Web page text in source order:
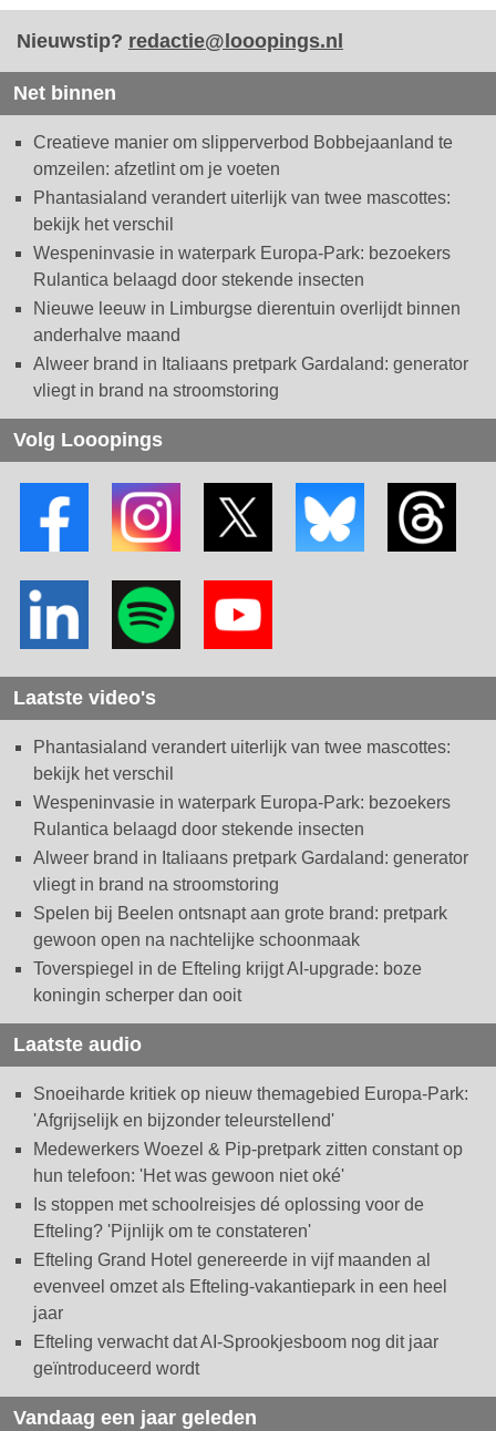
Nieuwstip? redactie@looopings.nl
Net binnen
Creatieve manier om slipperverbod Bobbejaanland te
omzeilen: afzetlint om je voeten
Phantasialand verandert uiterlijk van twee mascottes:
bekijk het verschil
Wespeninvasie in waterpark Europa-Park: bezoekers
Rulantica belaagd door stekende insecten
Nieuwe leeuw in Limburgse dierentuin overlijdt binnen
anderhalve maand
Alweer brand in Italiaans pretpark Gardaland: generator
vliegt in brand na stroomstoring
Volg Looopings
Laatste video's
Phantasialand verandert uiterlijk van twee mascottes:
bekijk het verschil
Wespeninvasie in waterpark Europa-Park: bezoekers
Rulantica belaagd door stekende insecten
Alweer brand in Italiaans pretpark Gardaland: generator
vliegt in brand na stroomstoring
Spelen bij Beelen ontsnapt aan grote brand: pretpark
gewoon open na nachtelijke schoonmaak
Toverspiegel in de Efteling krijgt AI-upgrade: boze
koningin scherper dan ooit
Laatste audio
Snoeiharde kritiek op nieuw themagebied Europa-Park:
'Afgrijselijk en bijzonder teleurstellend'
Medewerkers Woezel & Pip-pretpark zitten constant op
hun telefoon: 'Het was gewoon niet oké'
Is stoppen met schoolreisjes dé oplossing voor de
Efteling? 'Pijnlijk om te constateren'
Efteling Grand Hotel genereerde in vijf maanden al
evenveel omzet als Efteling-vakantiepark in een heel
jaar
Efteling verwacht dat AI-Sprookjesboom nog dit jaar
geïntroduceerd wordt
Vandaag een jaar geleden